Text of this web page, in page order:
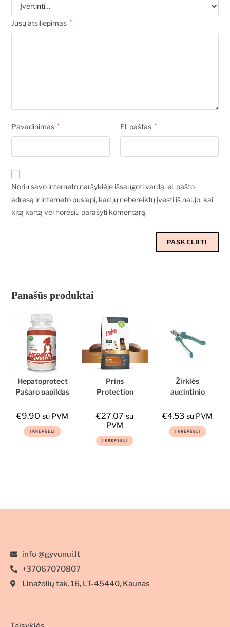
Jūsų atsiliepimas *
Pavadinimas * El. paštas *
Noriu savo interneto naršyklėje išsaugoti vardą, el. pašto
adresą ir interneto puslapį, kad jų nebereiktų įvesti iš naujo, kai
kitą kartą vėl norėsiu parašyti komentarą.
Panašūs produktai
Hepatoprotect
Pašaro papildas
katėms
€9.90 su PVM
Į KREPŠELĮ
Prins
Protection
Hypoallergenic,
2kg, sausas
maistas šunims
su ėriena
€27.07 su
PVM
Į KREPŠELĮ
Žirklės
augintinio
€4.53 su PVM
Į KREPŠELĮ
info @gyvunui.lt
+37067070807
Linažolių tak. 16, LT-45440, Kaunas